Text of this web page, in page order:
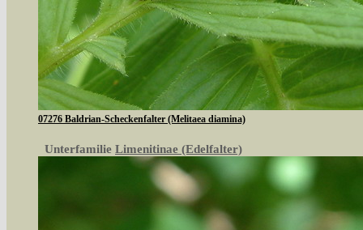
07276 Baldrian-Scheckenfalter (Melitaea diamina)
Unterfamilie Limenitinae (Edelfalter)